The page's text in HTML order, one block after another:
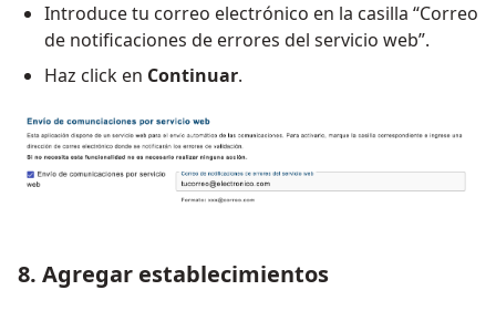
Introduce tu correo electrónico en la casilla “Correo
de notificaciones de errores del servicio web”.
Haz click en Continuar.
8. Agregar establecimientos